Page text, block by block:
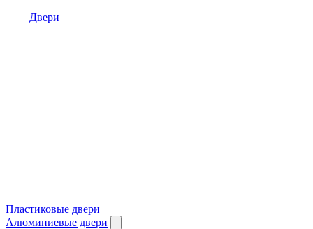
Двери
Пластиковые двери
Алюминиевые двери